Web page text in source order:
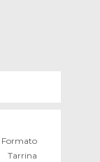
Formato
Tarrina